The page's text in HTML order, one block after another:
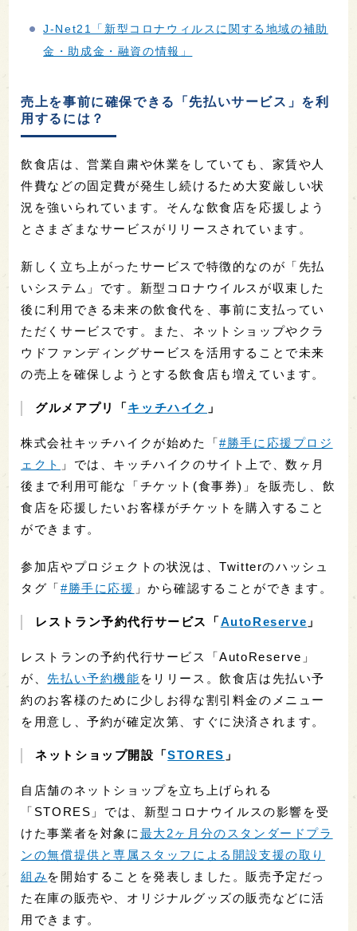
J-Net21「新型コロナウィルスに関する地域の補助
金・助成金・融資の情報」
売上を事前に確保できる「先払いサービス」を利
用するには？
飲食店は、営業自粛や休業をしていても、家賃や人
件費などの固定費が発生し続けるため大変厳しい状
況を強いられています。そんな飲食店を応援しよう
とさまざまなサービスがリリースされています。
新しく立ち上がったサービスで特徴的なのが「先払
いシステム」です。新型コロナウイルスが収束した
後に利用できる未来の飲食代を、事前に支払ってい
ただくサービスです。また、ネットショップやクラ
ウドファンディングサービスを活用することで未来
の売上を確保しようとする飲食店も増えています。
グルメアプリ「 キッチハイク 」
株式会社キッチハイクが始めた「#勝手に応援プロジ
ェクト 」では、キッチハイクのサイト上で、数ヶ月
後まで利用可能な「チケット(食事券)」を販売し、飲
食店を応援したいお客様がチケットを購入すること
ができます。
参加店やプロジェクトの状況は、Twitterのハッシュ
タグ「#勝手に応援 」から確認することができます。
レストラン予約代行サービス「 AutoReserve 」
レストランの予約代行サービス「AutoReserve」
が、 先払い予約機能 をリリース。飲食店は先払い予
約のお客様のために少しお得な割引料金のメニュー
を用意し、予約が確定次第、すぐに決済されます。
ネットショップ開設「STORES 」
自店舗のネットショップを立ち上げられる
「STORES」では、新型コロナウイルスの影響を受
けた事業者を対象に最大2ヶ月分のスタンダードプラ
ンの無償提供と専属スタッフによる開設支援の取り
組み を開始することを発表しました。販売予定だっ
た在庫の販売や、オリジナルグッズの販売などに活
用できます。